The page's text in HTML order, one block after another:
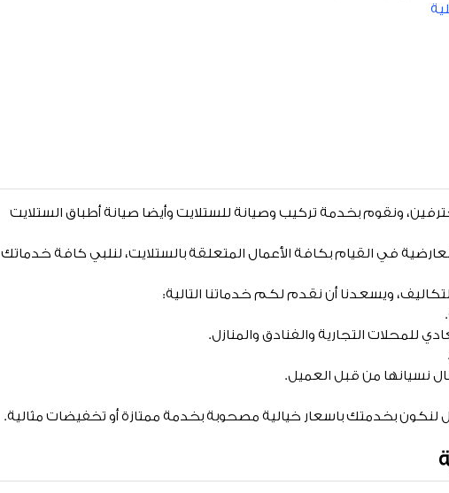
ونقوم بخدمة تركيب وصيانة للستلايت وأيضا صيانة أطباق الستلايت
في القيام بكافة الأعمال المتعلقة بالستلايت، لنلبي كافة خدماتك
للمحلات التجارية والفنادق والمنازل.
نسيانها من قبل العميل.
لنكون بخدمتك باسعار خيالية مصحوبة بخدمة ممتازة أو تخفيضات مثالية.